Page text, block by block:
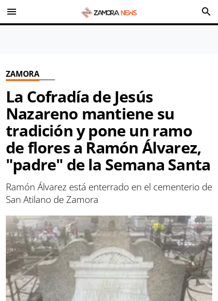
menu search
ZAMORA
La Cofradía de Jesús
Nazareno mantiene su
tradición y pone un ramo
de flores a Ramón Álvarez,
"padre" de la Semana Santa
Ramón Álvarez está enterrado en el cementerio de
San Atilano de Zamora